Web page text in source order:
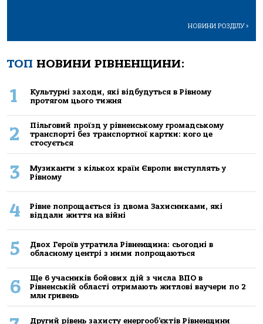
НОВИНИ РОЗДІЛУ>
ТОП НОВИНИ РІВНЕНЩИНИ:
1
Культурні заходи, які відбудуться в Рівному
протягом цього тижня
2
Пільговий проїзд у рівненському громадському
транспорті без транспортної картки: кого це
стосується
3
Музиканти з кількох країн Європи виступлять у
Рівному
4
Рівне попрощається із двома Захисниками, які
віддали життя на війні
5
Двох Героїв утратила Рівненщина: сьогодні в
обласному центрі з ними попрощаються
6
Ще 6 учасників бойових дій з числа ВПО в
Рівненській області отримають житлові ваучери по 2
млн гривень
Другий рівень захисту енергооб’єктів Рівненщини